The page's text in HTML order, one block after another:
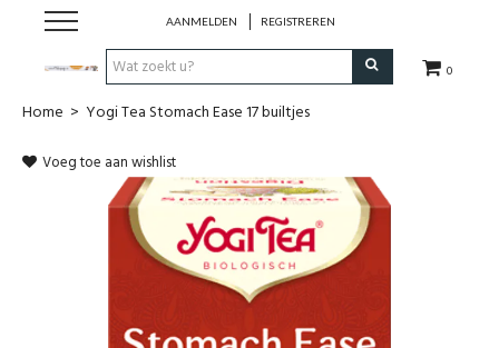
0
AANMELDEN REGISTREREN
Hulp bij
Natuurlijke remedies
Thee & Kruiden
Home > Yogi Tea Stomach Ease 17 builtjes
Voeg toe aan wishlist